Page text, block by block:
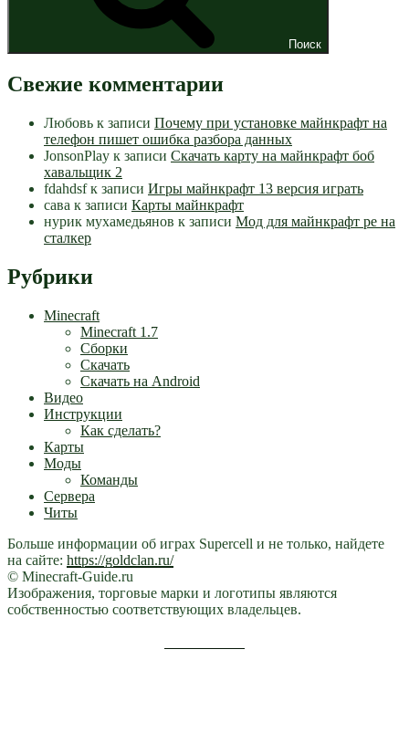
Поиск
Свежие комментарии
Любовь к записи Почему при установке майнкрафт на
телефон пишет ошибка разбора данных
JonsonPlay к записи Скачать карту на майнкрафт боб
хавальщик 2
fdahdsfк записи Игры майнкрафт 13 версия играть
сава к записи Карты майнкрафт
нурик мухамедьянов к записи Мод для майнкрафт pe на
сталкер
Рубрики
Minecraft
Minecraft 1.7
Сборки
Скачать
Скачать на Android
Видео
Инструкции
Как сделать?
Карты
Моды
Команды
Сервера
Читы
Больше информации об играх Supercell и не только, найдете
на сайте: https://goldclan.ru/
© Minecraft-Guide.ru
Изображения, торговые марки и логотипы являются
собственностью соответствующих владельцев.